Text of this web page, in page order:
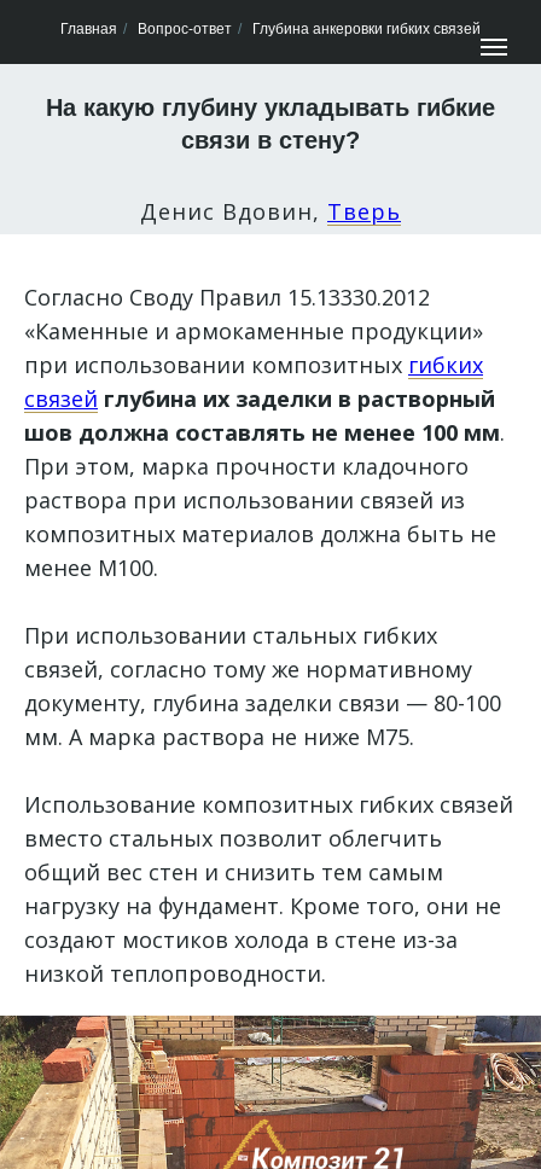
Главная / Вопрос-ответ / Глубина анкеровки гибких связей
На какую глубину укладывать гибкие
связи в стену?
Денис Вдовин, Тверь
Согласно Своду Правил 15.13330.2012
«Каменные и армокаменные продукции»
при использовании композитных гибких
связей глубина их заделки в растворный
шов должна составлять не менее 100 мм.
При этом, марка прочности кладочного
раствора при использовании связей из
композитных материалов должна быть не
менее М100.
При использовании стальных гибких
связей, согласно тому же нормативному
документу, глубина заделки связи — 80-100
мм. А марка раствора не ниже М75.
Использование композитных гибких связей
вместо стальных позволит облегчить
общий вес стен и снизить тем самым
нагрузку на фундамент. Кроме того, они не
создают мостиков холода в стене из-за
низкой теплопроводности.